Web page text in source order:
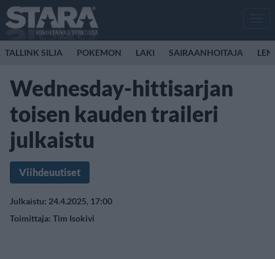
TALLINK SILJA POKEMON LAKI SAIRAANHOITAJA
Wednesday-hittisarjan
toisen kauden traileri
julkaistu
Viihdeuutiset
Julkaistu: 24.4.2025, 17:00
Toimittaja: Tim Isokivi